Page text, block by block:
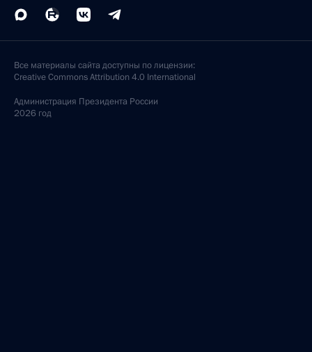
Все материалы сайта доступны по лицензии:
Creative Commons Attribution 4.0 International
Администрация Президента России
2026 год